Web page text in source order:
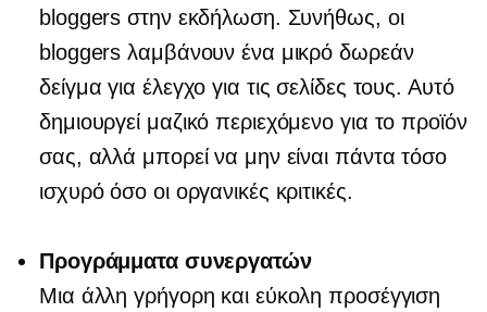
bloggers στην εκδήλωση. Συνήθως, οι
bloggers λαμβάνουν ένα μικρό δωρεάν
δείγμα για έλεγχο για τις σελίδες τους. Αυτό
δημιουργεί μαζικό περιεχόμενο για το προϊόν
σας, αλλά μπορεί να μην είναι πάντα τόσο
ισχυρό όσο οι οργανικές κριτικές.
Προγράμματα συνεργατών
Μια άλλη γρήγορη και εύκολη προσέγγιση